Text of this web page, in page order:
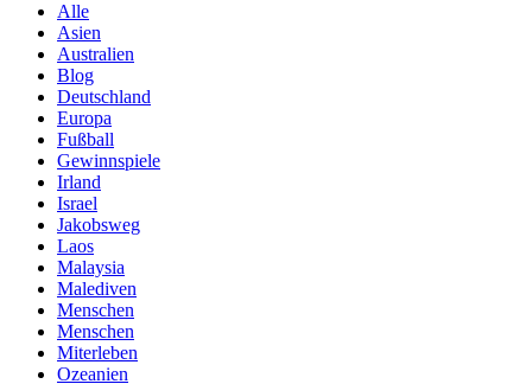
Alle
Asien
Australien
Blog
Deutschland
Europa
Fußball
Gewinnspiele
Irland
Israel
Jakobsweg
Laos
Malaysia
Malediven
Menschen
Menschen
Miterleben
Ozeanien